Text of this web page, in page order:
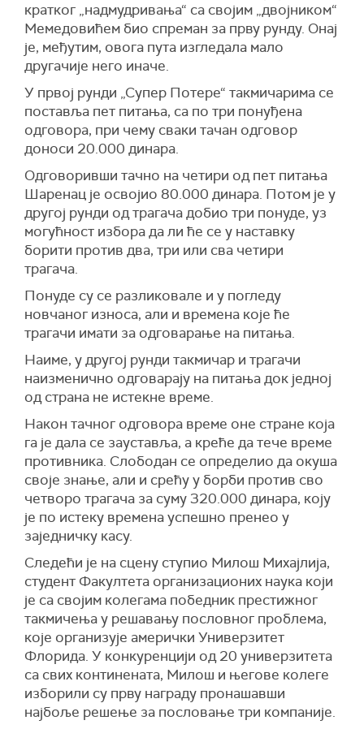
кратког „надмудривања“ са својим „двојником“
Мемедовићем био спреман за прву рунду. Онај
је, међутим, овога пута изгледала мало
другачије него иначе.
У првој рунди „Супер Потере“ такмичарима се
поставља пет питања, са по три понуђена
одговора, при чему сваки тачан одговор
доноси 20.000 динара.
Одговоривши тачно на четири од пет питања
Шаренац је освојио 80.000 динара. Потом је у
другој рунди од трагача добио три понуде, уз
могућност избора да ли ће се у наставку
борити против два, три или сва четири
трагача.
Понуде су се разликовале и у погледу
новчаног износа, али и времена које ће
трагачи имати за одговарање на питања.
Наиме, у другој рунди такмичар и трагачи
наизменично одговарају на питања док једној
од страна не истекне време.
Након тачног одговора време оне стране која
га је дала се зауставља, а креће да тече време
противника. Слободан се определио да окуша
своје знање, али и срећу у борби против сво
четворо трагача за суму 320.000 динара, коју
је по истеку времена успешно пренео у
заједничку касу.
Следећи је на сцену ступио Милош Михајлија,
студент Факултета организационих наука који
је са својим колегама победник престижног
такмичења у решавању пословног проблема,
које организује амерички Универзитет
Флорида. У конкуренцији од 20 универзитета
са свих континената, Милош и његове колеге
изборили су прву награду пронашавши
најбоље решење за пословање три компаније.